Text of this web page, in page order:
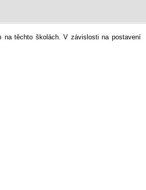
na těchto školách. V závislosti na postavení